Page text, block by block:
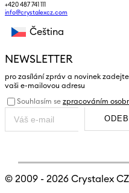
+420 487 741 111
info@crystalexcz.com
Čeština
NEWSLETTER
pro zasílání zpráv a novinek
vaši e-mailovou adresu
Souhlasím se zpracováním
© 2009 - 2026 Crystalex